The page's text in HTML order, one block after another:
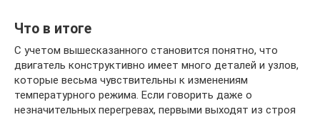
Что в итоге
С учетом вышесказанного становится понятно, что
двигатель конструктивно имеет много деталей и узлов,
которые весьма чувствительны к изменениям
температурного режима. Если говорить даже о
незначительных перегревах, первыми выходят из строя